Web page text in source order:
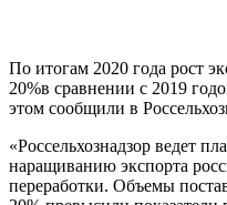
По итогам 2020 года рост
20%в сравнении с 2019
этом сообщили в
«Россельхознадзор ведет
наращиванию экспорта
переработки. Объемы